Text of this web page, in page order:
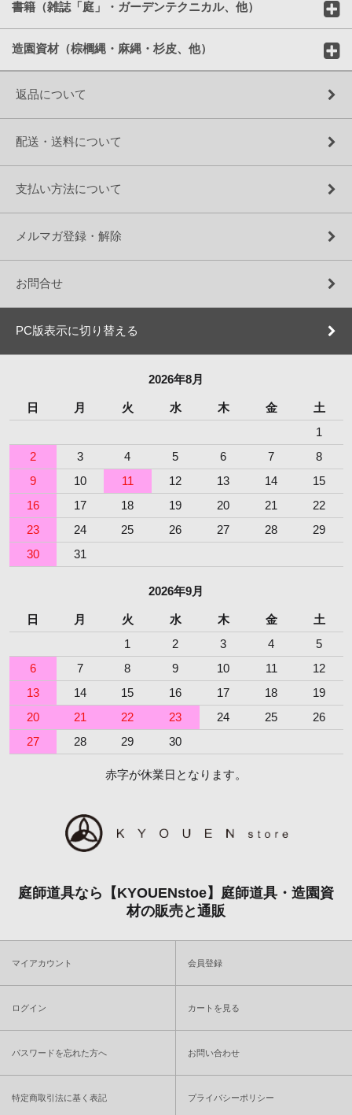
書籍（雑誌「庭」・ガーデンテクニカル、他）
造園資材（棕櫚縄・麻縄・杉皮、他）
返品について
配送・送料について
支払い方法について
メルマガ登録・解除
お問合せ
PC版表示に切り替える
2026年8月
日 月 火 水 木 金
土
1
2
3 4 5 6 7
8
9
10 11 12 13 14
15
16
17 18 19 20 21
22
23
24 25 26 27 28
29
30
31
2026年9月
日 月 火 水 木 金
土
1
2 3 4
5
6
7 8 9 10 11
12
13
14 15 16 17 18
19
20
21 22 23 24 25
26
27
28 29 30
赤字が休業日となります。
庭師道具なら【KYOUENstoe】庭師道具・造園資
材の販売と通販
マイアカウント 会員登録
ログイン カートを見る
パスワードを忘れた方へ お問い合わせ
特定商取引法に基く表記 プライバシーポリシー